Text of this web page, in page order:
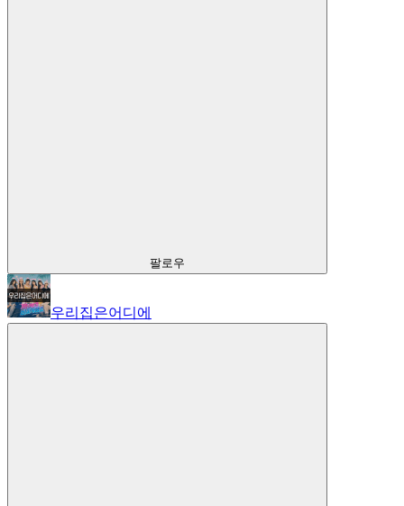
팔로우
우리집은어디에